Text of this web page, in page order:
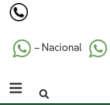
– Nacional